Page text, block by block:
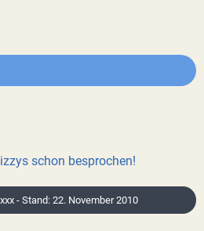
schon besprochen!
- Stand: 22. November 2010